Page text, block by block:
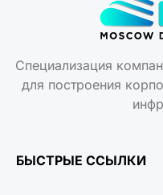
Специализация
для построения
БЫСТРЫЕ ССЫЛКИ